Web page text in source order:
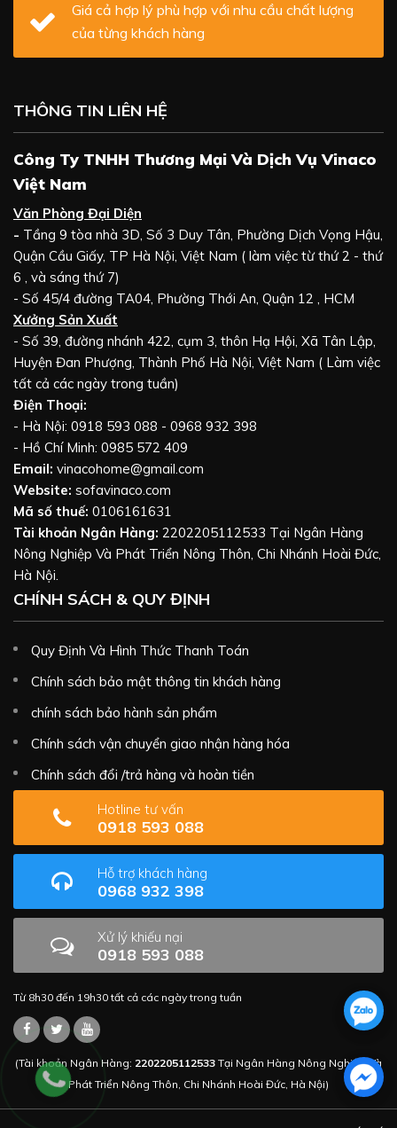
Giá cả hợp lý phù hợp với nhu cầu chất lượng
của từng khách hàng
THÔNG TIN LIÊN HỆ
Công Ty TNHH Thương Mại Và Dịch Vụ Vinaco
Việt Nam
Văn Phòng Đại Diện
- Tầng 9 tòa nhà 3D, Số 3 Duy Tân, Phường Dịch Vọng Hậu,
Quận Cầu Giấy, TP Hà Nội, Việt Nam ( làm việc từ thứ 2 - thứ
6 , và sáng thứ 7)
- Số 45/4 đường TA04, Phường Thới An, Quận 12 , HCM
Xưởng Sản Xuất
- Số 39, đường nhánh 422, cụm 3, thôn Hạ Hội, Xã Tân Lập,
Huyện Đan Phượng, Thành Phố Hà Nội, Việt Nam ( Làm việc
tất cả các ngày trong tuần)
Điện Thoại:
- Hà Nội: 0918 593 088 - 0968 932 398
- Hồ Chí Minh: 0985 572 409
Email: vinacohome@gmail.com
Website: sofavinaco.com
Mã số thuế: 0106161631
Tài khoản Ngân Hàng: 2202205112533 Tại Ngân Hàng
Nông Nghiệp Và Phát Triển Nông Thôn, Chi Nhánh Hoài Đức,
Hà Nội.
CHÍNH SÁCH & QUY ĐỊNH
Quy Định Và Hình Thức Thanh Toán
Chính sách bảo mật thông tin khách hàng
chính sách bảo hành sản phẩm
Chính sách vận chuyển giao nhận hàng hóa
Chính sách đổi /trả hàng và hoàn tiền
Hotline tư vấn
0918 593 088
Hỗ trợ khách hàng
0968 932 398
Xử lý khiếu nại
0918 593 088
Từ 8h30 đến 19h30 tất cả các ngày trong tuần
(Tài khoản Ngân Hàng: 2202205112533 Tại Ngân Hàng Nông Nghiệp Và
Phát Triển Nông Thôn, Chi Nhánh Hoài Đức, Hà Nội)